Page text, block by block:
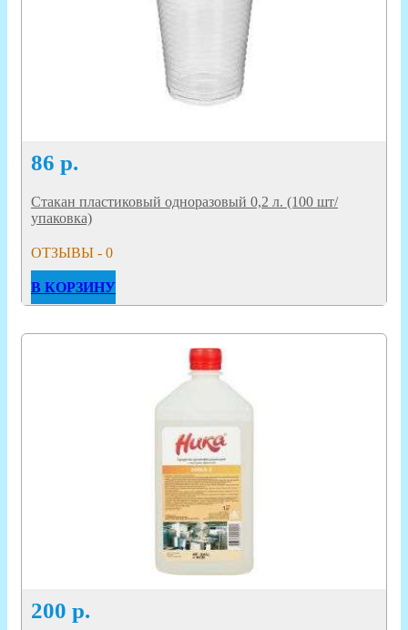
86 р.
Стакан пластиковый одноразовый 0,2 л. (100 шт/
упаковка)
ОТЗЫВЫ - 0
В КОРЗИНУ
200 р.